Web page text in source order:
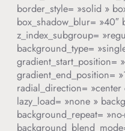
border_style= »solid »
box_shadow_blur= »40″
z_index_subgroup=
background_type=
gradient_start_position=
gradient_end_position=
radial_direction=
lazy_load= »none »
background_repeat=